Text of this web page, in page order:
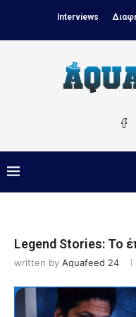
Interviews
Legend Stories: Το
written by Aquafeed 24